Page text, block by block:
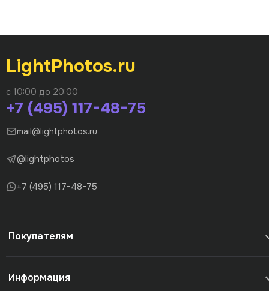
LightPhotos.ru
с 10:00 до 20:00
+7 (495) 117-48-75
mail@lightphotos.ru
@lightphotos
+7 (495) 117-48-75
Покупателям
Информация